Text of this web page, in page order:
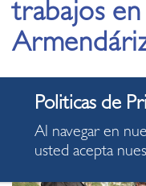
trabajos
23.07.2020
Al navegar en
usted acepta